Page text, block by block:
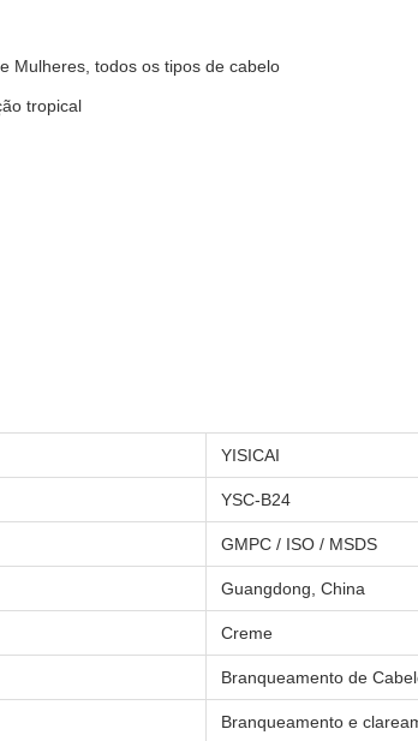
Mulheres, todos os tipos de cabelo
tropical
YISICAI
YSC-B24
GMPC / ISO / MSDS
Guangdong, China
Creme
Branqueamento de
Branqueamento e